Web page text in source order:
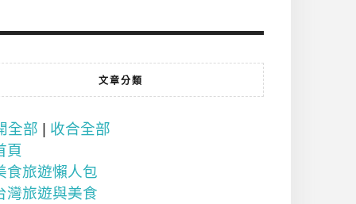
文章分類
全部
收合全部
頁
食旅遊懶人包
灣旅遊與美食